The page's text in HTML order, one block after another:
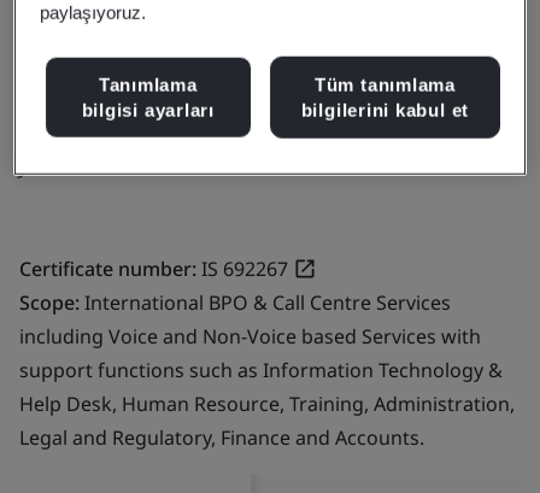
Fusion CX Limited
Jamaica 153
Kingston
Jamaica
Certificate number:IS 692267
Scope:International BPO & Call Centre Services
including Voice and Non-Voice based Services with
support functions such as Information Technology &
Help Desk, Human Resource, Training, Administration,
Legal and Regulatory, Finance and Accounts.
paylaşıyoruz.
Tanımlama
bilgisi ayarları
Tüm tanımlama
bilgilerini kabul et